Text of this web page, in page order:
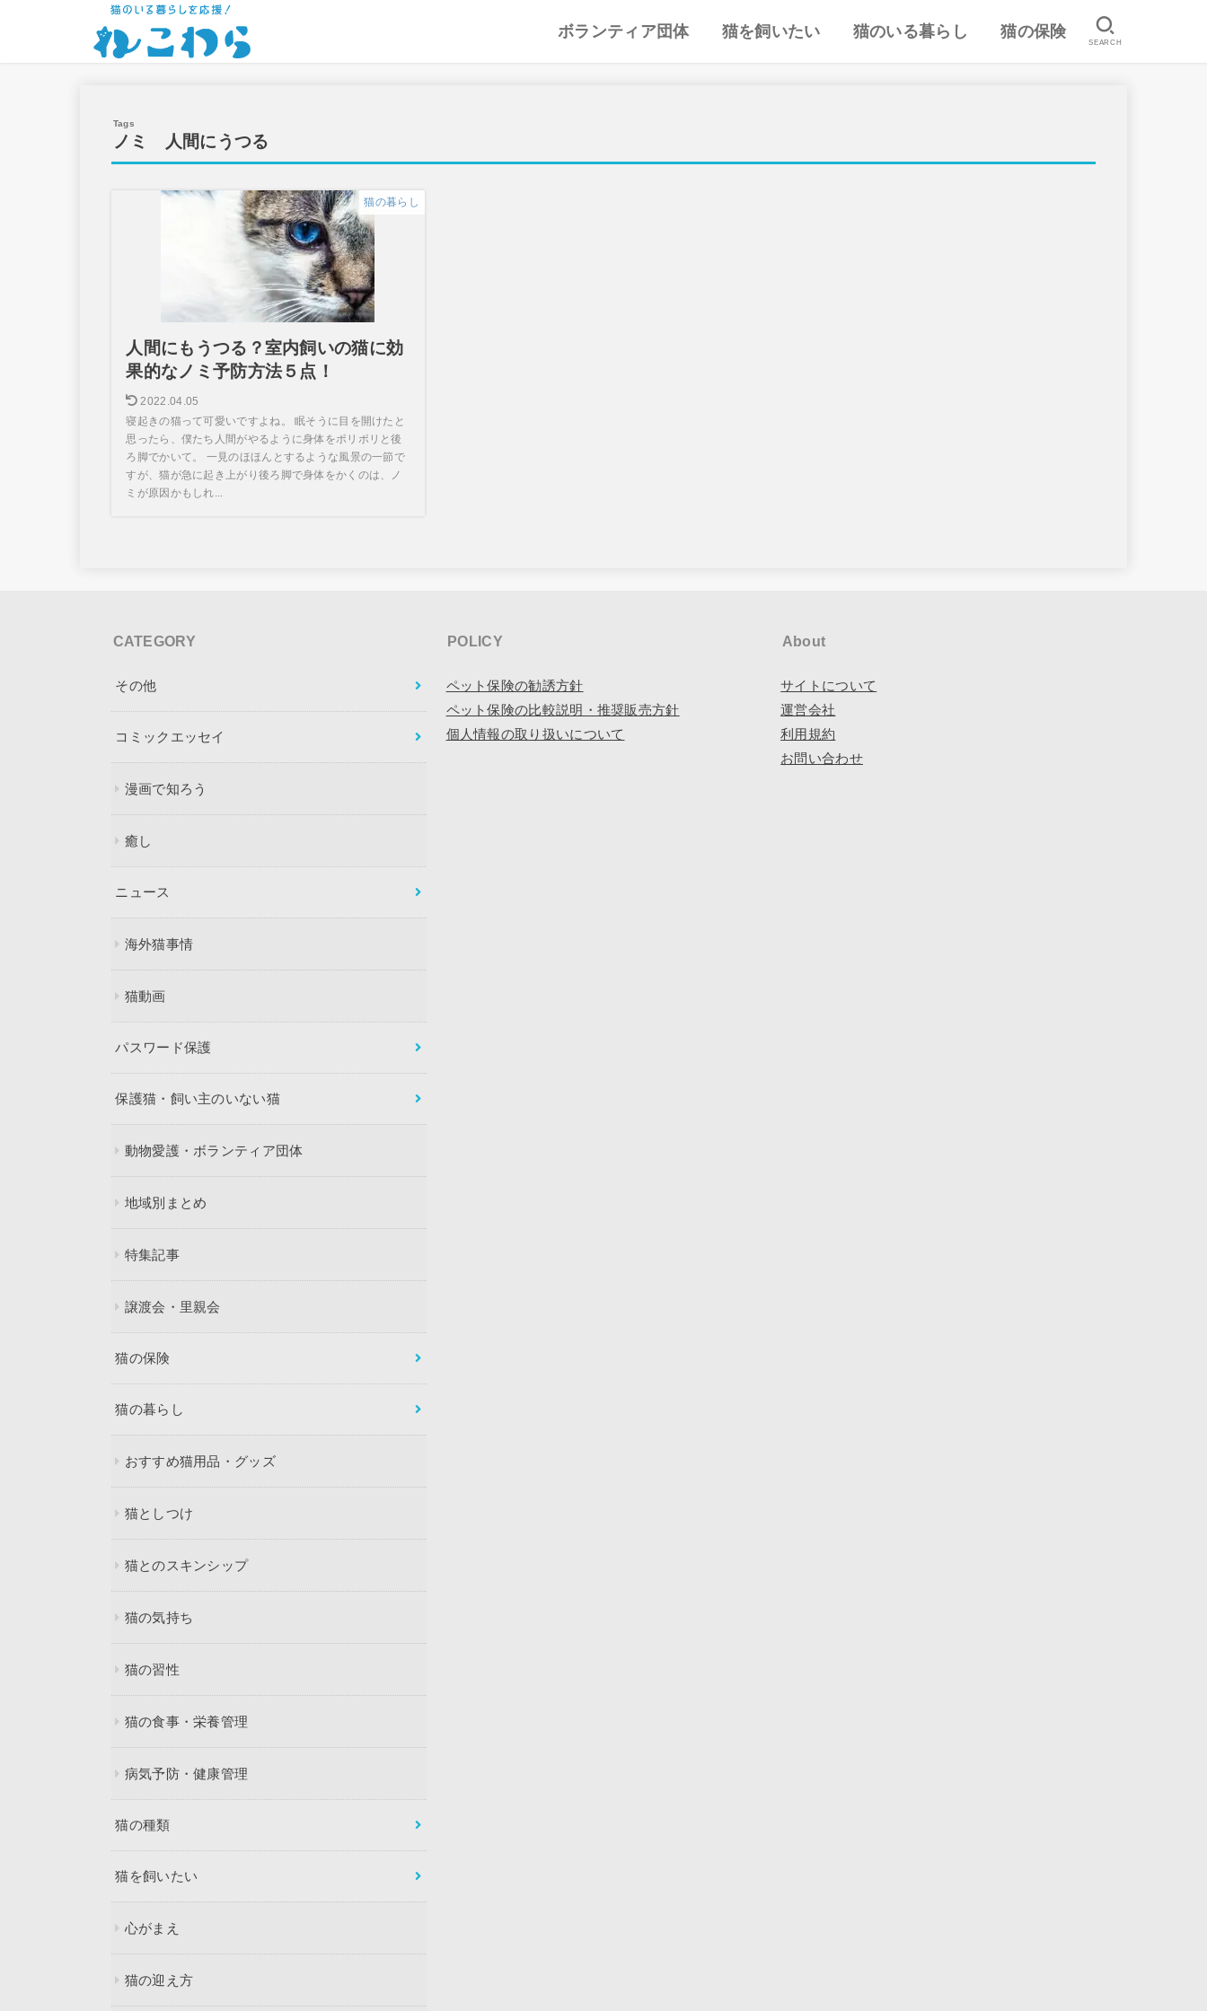
ボランティア団体 猫を飼いたい 猫のいる暮らし 猫の保険
SEARCH
ノミ 人間にうつる
猫の暮らし
人間にもうつる？室内飼いの猫に効
果的なノミ予防方法５点！
2022.04.05
寝起きの猫って可愛いですよね。 眠そうに目を開けたと
思ったら、僕たち人間がやるように身体をポリポリと後
ろ脚でかいて。 一見のほほんとするような風景の一節で
すが、猫が急に起き上がり後ろ脚で身体をかくのは、ノ
ミが原因かもしれ...
CATEGORY
その他
コミックエッセイ
漫画で知ろう
癒し
ニュース
海外猫事情
猫動画
パスワード保護
保護猫・飼い主のいない猫
動物愛護・ボランティア団体
地域別まとめ
特集記事
譲渡会・里親会
猫の保険
猫の暮らし
おすすめ猫用品・グッズ
猫としつけ
猫とのスキンシップ
猫の気持ち
猫の習性
猫の食事・栄養管理
病気予防・健康管理
猫の種類
猫を飼いたい
心がまえ
猫の迎え方
POLICY
ペット保険の勧誘方針
ペット保険の比較説明・推奨販売方針
個人情報の取り扱いについて
About
サイトについて
運営会社
利用規約
お問い合わせ